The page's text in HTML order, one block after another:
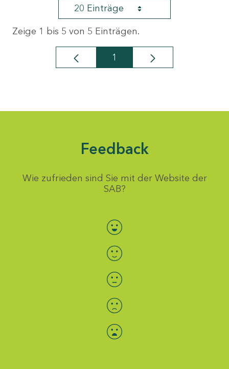
20 Einträge
Zeige 1 bis 5 von 5 Einträgen.
Seite
1
Feedback
Wie zufrieden sind Sie mit der Website der
SAB?
Bewertung auswählen